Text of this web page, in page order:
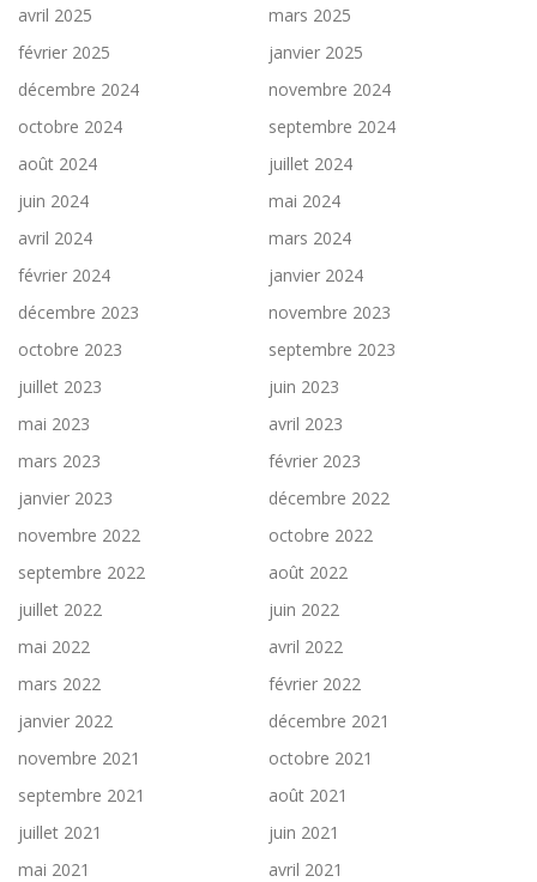
avril 2025
mars 2025
février 2025
janvier 2025
décembre 2024
novembre 2024
octobre 2024
septembre 2024
août 2024
juillet 2024
juin 2024
mai 2024
avril 2024
mars 2024
février 2024
janvier 2024
décembre 2023
novembre 2023
octobre 2023
septembre 2023
juillet 2023
juin 2023
mai 2023
avril 2023
mars 2023
février 2023
janvier 2023
décembre 2022
novembre 2022
octobre 2022
septembre 2022
août 2022
juillet 2022
juin 2022
mai 2022
avril 2022
mars 2022
février 2022
janvier 2022
décembre 2021
novembre 2021
octobre 2021
septembre 2021
août 2021
juillet 2021
juin 2021
mai 2021
avril 2021